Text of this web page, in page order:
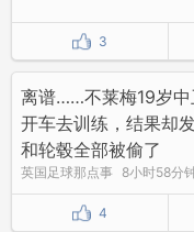
3
离谱……不莱梅19岁中
开车去训练，结果却
和轮毂全部被偷了
英国足球那点事 8小时58分
4